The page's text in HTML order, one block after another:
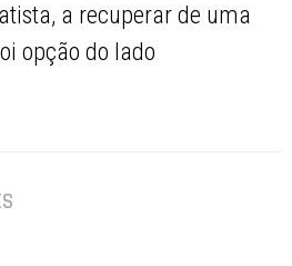
a recuperar de uma
opção do lado